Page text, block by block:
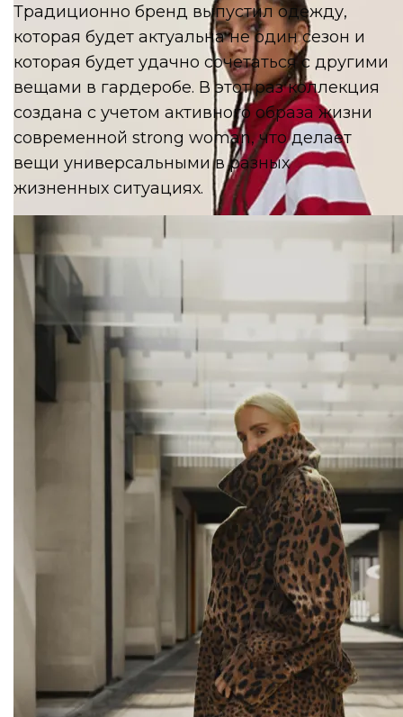
Традиционно бренд выпустил одежду,
которая будет актуальна не один сезон и
которая будет удачно сочетаться с другими
вещами в гардеробе. В этот раз коллекция
создана с учетом активного образа жизни
современной strong woman, что делает
вещи универсальными в разных
жизненных ситуациях.